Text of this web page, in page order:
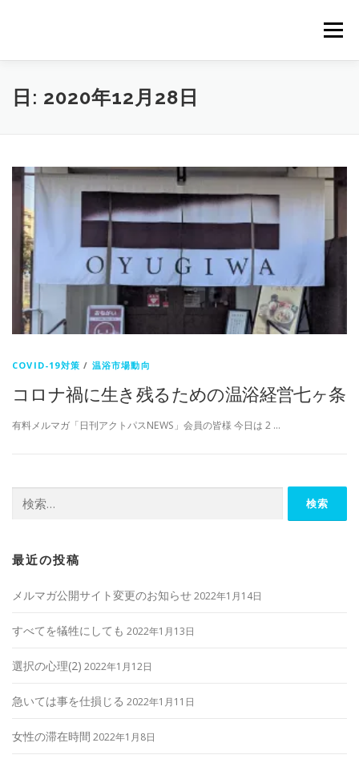
メニュー
｜HOME｜ 緊急無料公開記事
日: 2020年12月28日
COVID-19対策 / 温浴市場動向
コロナ禍に生き残るための温浴経営七ヶ条
有料メルマガ「日刊アクトパスNEWS」会員の皆様 今日は 2 …
索:
最近の投稿
メルマガ公開サイト変更のお知らせ2022年1月14日
すべてを犠牲にしても 2022年1月13日
選択の心理(2) 2022年1月12日
急いては事を仕損じる 2022年1月11日
女性の滞在時間 2022年1月8日